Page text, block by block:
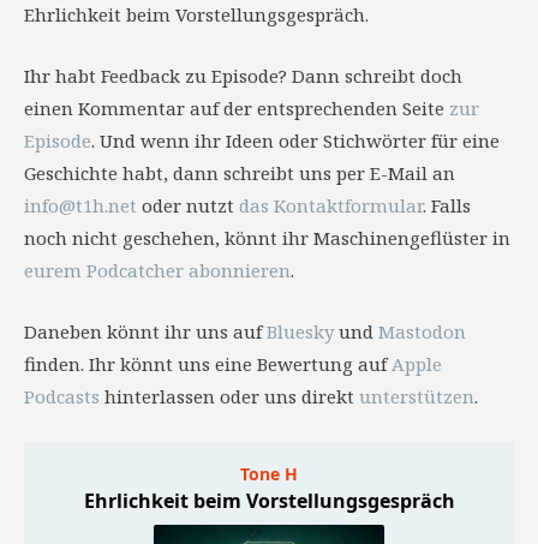
Ehrlichkeit beim Vorstellungsgespräch.
Ihr habt Feedback zu Episode? Dann schreibt doch
einen Kommentar auf der entsprechenden Seite zur
Episode. Und wenn ihr Ideen oder Stichwörter für eine
Geschichte habt, dann schreibt uns per E-Mail an
info@t1h.net oder nutzt das Kontaktformular. Falls
noch nicht geschehen, könnt ihr Maschinengeflüster in
eurem Podcatcher abonnieren.
Daneben könnt ihr uns aufBlueskyund Mastodon
finden. Ihr könnt uns eine Bewertung aufApple
Podcasts hinterlassen oder uns direkt unterstützen.